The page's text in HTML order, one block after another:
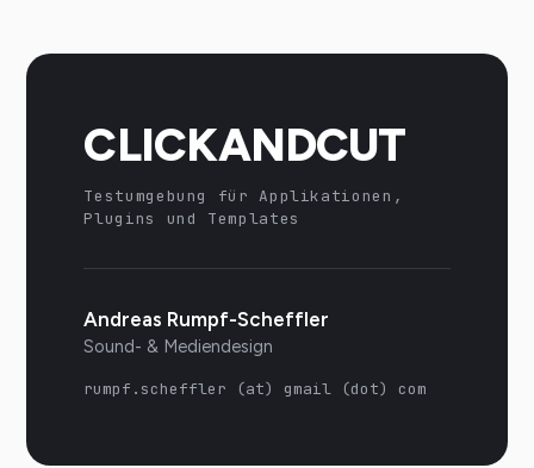
CLICKANDCUT
Testumgebung für Applikationen,
Plugins und Templates
Andreas Rumpf-Scheffler
Sound- & Mediendesign
rumpf.scheffler (at) gmail (dot) com